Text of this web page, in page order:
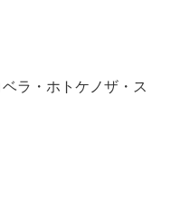
ラ・ホトケノザ・ス